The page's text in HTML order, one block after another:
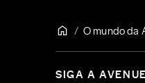
O mundo da
SIGA A